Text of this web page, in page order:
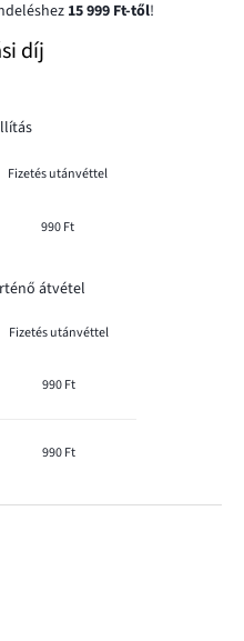
15 999 Ft-től!
díj
Fizetés utánvéttel
990 Ft
átvétel
Fizetés utánvéttel
990 Ft
990 Ft